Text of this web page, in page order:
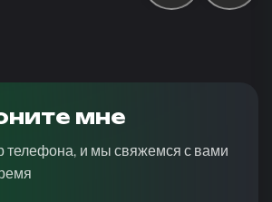
мне
телефона, и мы свяжемся с вами